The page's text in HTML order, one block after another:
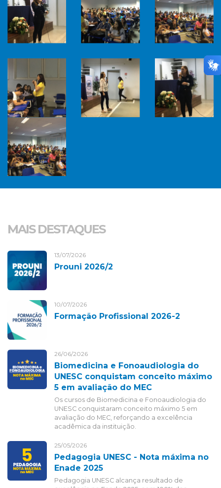
MAIS DESTAQUES
13/07/2026
Prouni 2026/2
10/07/2026
Formação Profissional 2026-2
26/06/2026
Biomedicina e Fonoaudiologia do
UNESC conquistam conceito máximo
5 em avaliação do MEC
Os cursos de Biomedicina e Fonoaudiologia do
UNESC conquistaram conceito máximo 5 em
avaliação do MEC, reforçando a excelência
acadêmica da instituição.
25/05/2026
Pedagogia UNESC - Nota máxima no
Enade 2025
Pedagogia UNESC alcança resultado de